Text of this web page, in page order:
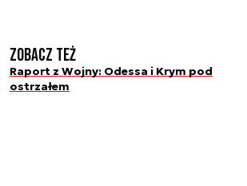
Zobacz też
Raport z Wojny: Odessa i Krym pod
ostrzałem